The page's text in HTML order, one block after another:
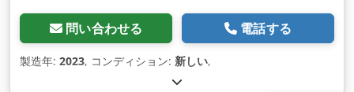
問い合わせる 電話する
製造年: 2023, コンディション: 新しい,